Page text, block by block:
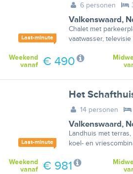
Last-minute
6 personen
Valkenswaard,
Chalet met
vaatwasser,
Weekend
vanaf
€ 490
Last-minute
Het
14 personen
Valkenswaard,
Landhuis met
koel- en
Weekend
vanaf
€ 981